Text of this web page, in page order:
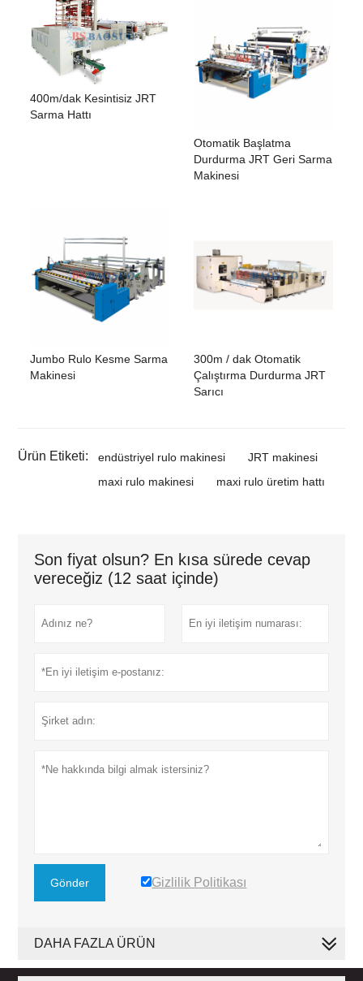
400m/dak Kesintisiz JRT
Sarma Hattı
Otomatik Başlatma
Durdurma JRT Geri Sarma
Makinesi
Jumbo Rulo Kesme Sarma
Makinesi
300m / dak Otomatik
Çalıştırma Durdurma JRT
Sarıcı
Ürün Etiketi: endüstriyel rulo makinesi
JRT makinesi
maxi rulo makinesi
maxi rulo üretim hattı
Son fiyat olsun? En kısa sürede cevap
vereceğiz (12 saat içinde)
Gönder Gizlilik Politikası
DAHA FAZLA ÜRÜN